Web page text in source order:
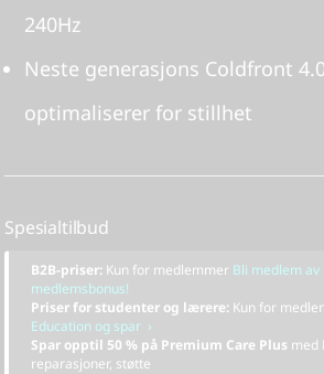
240Hz
Neste generasjons Coldfront
optimaliserer for stillhet
Spesialtilbud
B2B-priser: Kun for medlemmer Bli medlem av
medlemsbonus!
Priser for studenter og lærere: Kun for
Education og spar ›
Spar opptil 50 % på Premium Care Plus med
reparasjoner, støtte